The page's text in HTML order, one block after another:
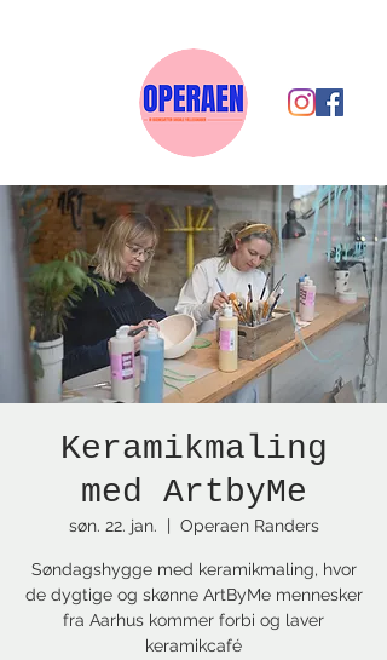
Keramikmaling
med ArtbyMe
søn. 22. jan.
  |
Operaen Randers
Søndagshygge med keramikmaling, hvor
de dygtige og skønne ArtByMe mennesker
fra Aarhus kommer forbi og laver
keramikcafé